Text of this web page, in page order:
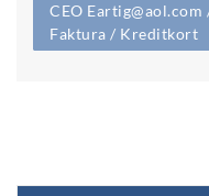
CEO
Faktura / Kreditkort